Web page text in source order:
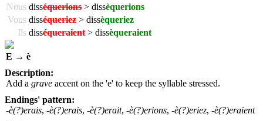
Nous disséquerions > dissèquerions
Vous disséqueriez > dissèqueriez
Ils disséqueraient > dissèqueraient
E → è
Description:
Add a grave accent on the 'e' to keep the syllable stressed.
Endings' pattern:
-è(?)erais, -è(?)erais, -è(?)erait, -è(?)erions, -è(?)eriez, -è(?)eraient